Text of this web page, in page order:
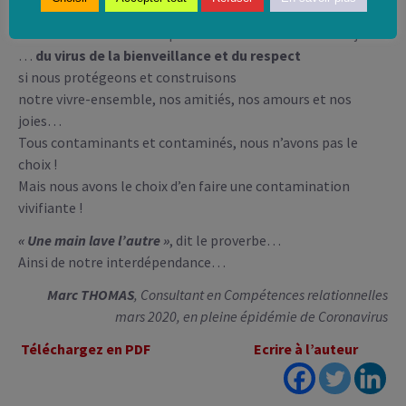
du virus de nos peursqui nous dresse contre les autres
… du virus de la bienveillance et du respect
si nous protégeons et construisons
notre vivre-ensemble, nos amitiés, nos amours et nos
joies…
Tous contaminants et contaminés, nous n’avons pas le
choix !
Mais nous avons le choix d’en faire une contamination
vivifiante !
« Une main lave l’autre », dit le proverbe…
Ainsi de notre interdépendance…
Marc THOMAS, Consultant en Compétences relationnelles
mars 2020, en pleine épidémie de Coronavirus
Téléchargez en PDF
Ecrire à l’auteur